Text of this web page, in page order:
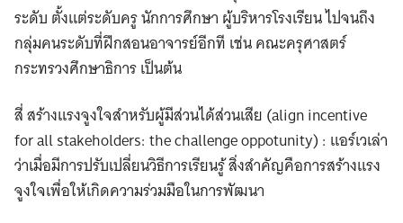
ระดับ ตั้งแต่ระดับครู นักการศึกษา ผู้บริหารโรงเรียน ไปจนถึง
กลุ่มคนระดับที่ฝึกสอนอาจารย์อีกที เช่น คณะครุศาสตร์
กระทรวงศึกษาธิการ เป็นต้น
สี่ สร้างแรงจูงใจสำหรับผู้มีส่วนได้ส่วนเสีย (align incentive
for all stakeholders: the challenge oppotunity) : แอร์เวเล่า
ว่าเมื่อมีการปรับเปลี่ยนวิธีการเรียนรู้ สิ่งสำคัญคือการสร้างแรง
จูงใจเพื่อให้เกิดความร่วมมือในการพัฒนา